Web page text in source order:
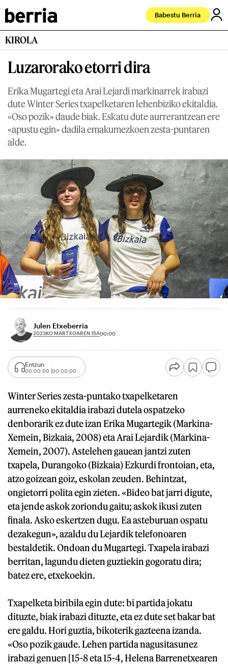
Babestu Berria
KIROLA
Luzarorako etorri dira
Erika Mugartegi eta Arai Lejardi markinarrek irabazi
dute Winter Series txapelketaren lehenbiziko ekitaldia.
«Oso pozik» daude biak. Eskatu dute aurrerantzean ere
«apustu egin» dadila emakumezkoen zesta-puntaren
alde.
Julen Etxeberria
2023KO MARTXOAREN 15A00:00
Entzun
00:00:00 00:00:00
Winter Series zesta-puntako txapelketaren
aurreneko ekitaldia irabazi dutela ospatzeko
denborarik ez dute izan Erika Mugartegik (Markina-
Xemein, Bizkaia, 2008) eta Arai Lejardik (Markina-
Xemein, 2007). Astelehen gauean jantzi zuten
txapela, Durangoko (Bizkaia) Ezkurdi frontoian, eta,
atzo goizean goiz, eskolan zeuden. Behintzat,
ongietorri polita egin zieten. «Bideo bat jarri digute,
eta jende askok zoriondu gaitu; askok ikusi zuten
finala. Asko eskertzen dugu. Ea asteburuan ospatu
dezakegun», azaldu du Lejardik telefonoaren
bestaldetik. Ondoan du Mugartegi. Txapela irabazi
berritan, lagundu dieten guztiekin gogoratu dira;
batez ere, etxekoekin.
Txapelketa biribila egin dute: bi partida jokatu
dituzte, biak irabazi dituzte, eta ez dute set bakar bat
ere galdu. Hori guztia, bikoterik gazteena izanda.
«Oso pozik gaude. Lehen partida nagusitasunez
irabazi genuen [15-8 eta 15-4, Helena Barrenetxearen